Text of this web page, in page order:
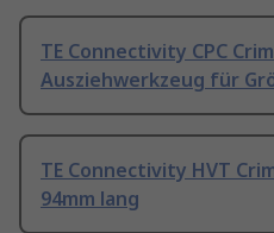
TE Connectivity CPC
Ausziehwerkzeug für
TE Connectivity HVT
94mm lang